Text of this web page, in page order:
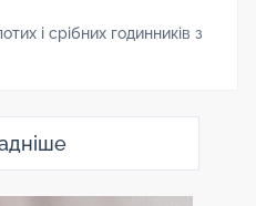
і срібних годинників з